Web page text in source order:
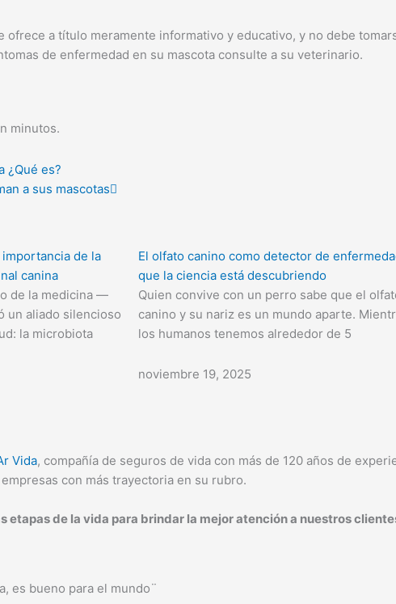
ofrece a título meramente informativo y educativo, y no debe
de enfermedad en su mascota consulte a su veterinario.
minutos.
¿Qué es?
a sus mascotas
de la
canina
de la medicina —
un aliado silencioso
la microbiota
El olfato canino como detector de
que la ciencia está descubriendo
Quien convive con un perro sabe que el
canino y su nariz es un mundo aparte.
los humanos tenemos alrededor de 5
noviembre 19, 2025
Vida, compañía de seguros de vida con más de 120 años de
con más trayectoria en su rubro.
etapas de la vida para brindar la mejor atención a nuestros
es bueno para el mundo¨